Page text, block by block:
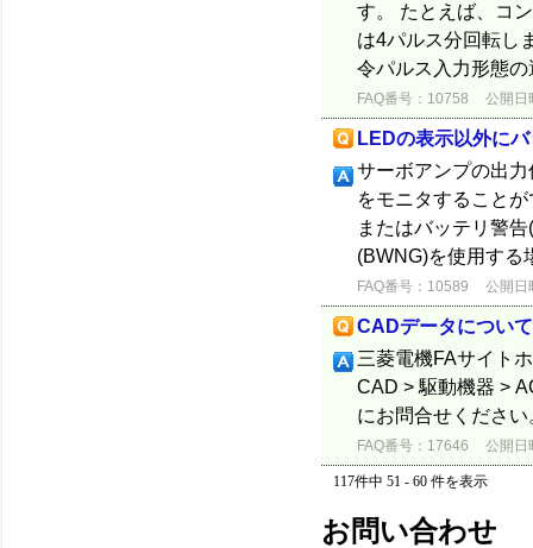
す。 たとえば、コ
は4パルス分回転し
令パルス入力形態
FAQ番号：10758 公開日
LEDの表示以外に
サーボアンプの出
をモニタすること
またはバッテリ警
(BWNG)を使用する
FAQ番号：10589 公開日
CADデータについて
三菱電機FAサイト
CAD > 駆動機器 >
にお問合せくださ
FAQ番号：17646 公開日
117件中 51 - 60 件を表示
お問い合わせ